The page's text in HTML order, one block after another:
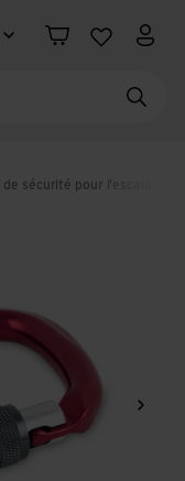
de langue
PanierListe Mon
de sécurité pour l'escalade